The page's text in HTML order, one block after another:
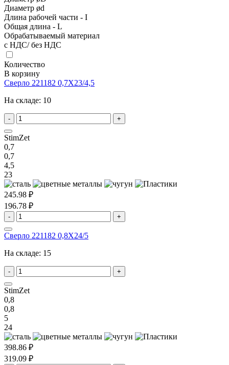
Диаметр ød
Длина рабочей части - I
Общая длина - L
Обрабатываемый материал
с НДС/ без НДС
Количество
В корзину
Сверло 221182 0,7X23/4,5
На складе: 10
- +
StimZet
0,7
0,7
4,5
23
245.98 ₽
196.78 ₽
- +
Сверло 221182 0,8X24/5
На складе: 15
- +
StimZet
0,8
0,8
5
24
398.86 ₽
319.09 ₽